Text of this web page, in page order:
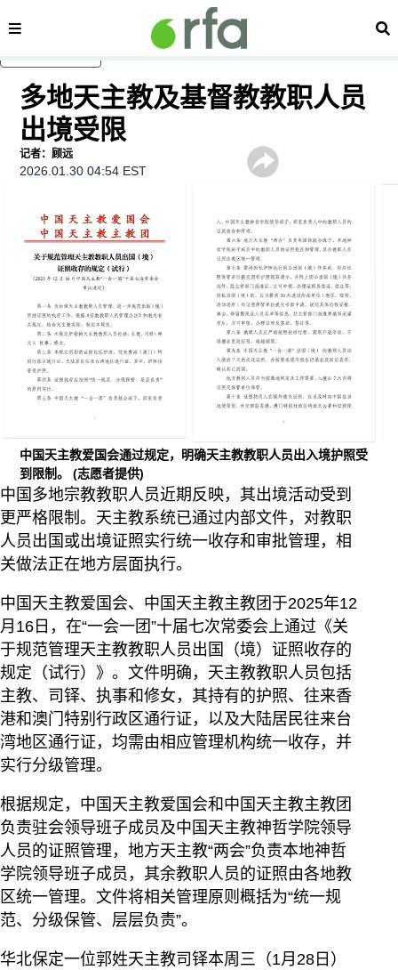
内容分类 搜
多地天主教及基督教教职人员
出境受限
记者：顾远
2026.01.30 04:54 EST
中国天主教爱国会通过规定，明确天主教教职人员出入境护照受
到限制。(志愿者提供)
中国多地宗教教职人员近期反映，其出境活动受到
更严格限制。天主教系统已通过内部文件，对教职
人员出国或出境证照实行统一收存和审批管理，相
关做法正在地方层面执行。
中国天主教爱国会、中国天主教主教团于2025年12
月16日，在“一会一团”十届七次常委会上通过《关
于规范管理天主教教职人员出国（境）证照收存的
规定（试行）》。文件明确，天主教教职人员包括
主教、司铎、执事和修女，其持有的护照、往来香
港和澳门特别行政区通行证，以及大陆居民往来台
湾地区通行证，均需由相应管理机构统一收存，并
实行分级管理。
根据规定，中国天主教爱国会和中国天主教主教团
负责驻会领导班子成员及中国天主教神哲学院领导
人员的证照管理，地方天主教“两会”负责本地神哲
学院领导班子成员，其余教职人员的证照由各地教
区统一管理。文件将相关管理原则概括为“统一规
范、分级保管、层层负责”。
华北保定一位郭姓天主教司铎本周三（1月28日）